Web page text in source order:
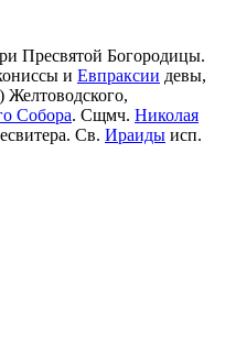
Пресвятой Богородицы.
и Евпраксии девы,
) Желтоводского,
Собора. Сщмч. Николая
Св. Ираиды исп.